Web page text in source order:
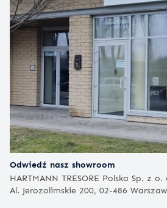
Odwiedź nasz showroom
HARTMANN TRESORE Polska Sp. z o.
Al. Jerozolimskie 200, 02-486